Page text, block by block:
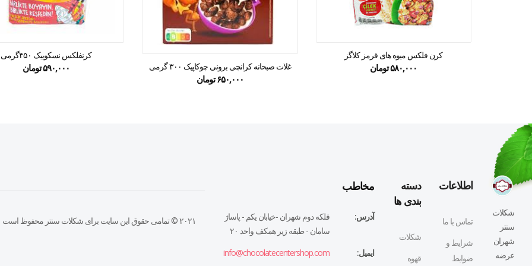
کرن فلکس میوه های قرمز کلاگز
۵۸۰,۰۰۰تومان غلات صبحانه کرانچی برونی چوکاپیک ۳۰۰ گرمی
۶۵۰,۰۰۰ تومان
کرنفلکس نسکوییک ۴۵۰گرمی
۵۹۰,۰۰۰تومان
شکلات
سنتر
شهران
عرضه
اطلاعات
تماس با ما
شرایط و
ضوابط
دسته
بندی ها
شکلات
قهوه
مخاطب
آدرس:
فلكه دوم شهران -خيابان يكم - پاساژ
سامان - طبقه زير همكف واحد ٢٠
ایمیل:
info@chocolatecentershop.com
۲۰۲۱ © تمامی حقوق این سایت برای شکلات سنتر محفوظ است